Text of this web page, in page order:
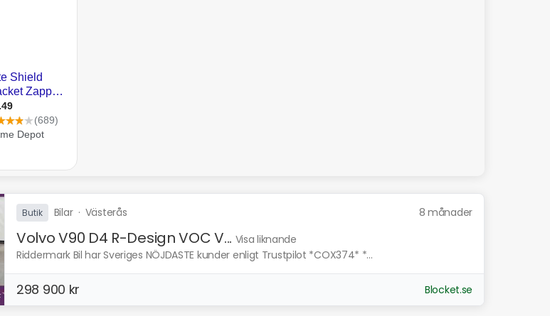
Butik Bilar· Västerås 8 månader
Volvo V90 D4 R-Design VOC V... Visa liknande
Riddermark Bil har Sveriges NÖJDASTE kunder enligt Trustpilot *COX374* *...
298 900 kr Blocket.se